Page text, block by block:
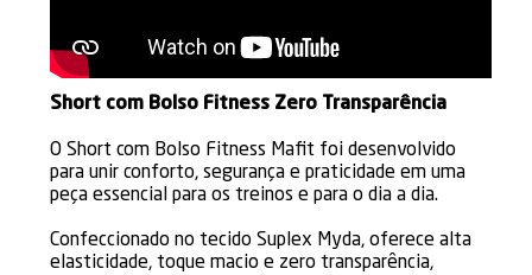
Short com Bolso Fitness Zero Transparência
O Short com Bolso Fitness Mafit foi desenvolvido
para unir conforto, segurança e praticidade em uma
peça essencial para os treinos e para o dia a dia.
Confeccionado no tecido Suplex Myda, oferece alta
elasticidade, toque macio e zero transparência,